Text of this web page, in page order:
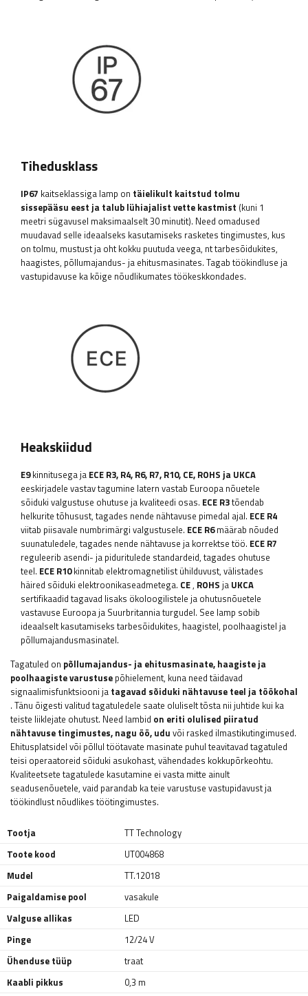
Tihedusklass
IP67 kaitseklassiga lamp on täielikult kaitstud tolmu
sissepääsu eest ja talub lühiajalist vette kastmist (kuni 1
meetri sügavusel maksimaalselt 30 minutit). Need omadused
muudavad selle ideaalseks kasutamiseks rasketes tingimustes, kus
on tolmu, mustust ja oht kokku puutuda veega, nt tarbesõidukites,
haagistes, põllumajandus- ja ehitusmasinates. Tagab töökindluse ja
vastupidavuse ka kõige nõudlikumates töökeskkondades.
Heakskiidud
E9kinnitusega ja ECE R3, R4, R6, R7, R10, CE, ROHS ja UKCA
eeskirjadele vastav tagumine latern vastab Euroopa nõuetele
sõiduki valgustuse ohutuse ja kvaliteedi osas. ECE R3tõendab
helkurite tõhusust, tagades nende nähtavuse pimedal ajal. ECE R4
viitab piisavale numbrimärgi valgustusele. ECE R6määrab nõuded
suunatuledele, tagades nende nähtavuse ja korrektse töö. ECE R7
reguleerib asendi- ja piduritulede standardeid, tagades ohutuse
teel. ECE R10kinnitab elektromagnetilist ühilduvust, välistades
häired sõiduki elektroonikaseadmetega. CE, ROHS ja UKCA
sertifikaadid tagavad lisaks ökoloogilistele ja ohutusnõuetele
vastavuse Euroopa ja Suurbritannia turgudel. See lamp sobib
ideaalselt kasutamiseks tarbesõidukites, haagistel, poolhaagistel ja
põllumajandusmasinatel.
Tagatuled on põllumajandus- ja ehitusmasinate, haagiste ja
poolhaagiste varustuse põhielement, kuna need täidavad
signaalimisfunktsiooni ja tagavad sõiduki nähtavuse teel ja töökohal
. Tänu õigesti valitud tagatuledele saate oluliselt tõsta nii juhtide kui ka
teiste liiklejate ohutust. Need lambid on eriti olulised piiratud
nähtavuse tingimustes, nagu öö, udu või rasked ilmastikutingimused.
Ehitusplatsidel või põllul töötavate masinate puhul teavitavad tagatuled
teisi operaatoreid sõiduki asukohast, vähendades kokkupõrkeohtu.
Kvaliteetsete tagatulede kasutamine ei vasta mitte ainult
seadusenõuetele, vaid parandab ka teie varustuse vastupidavust ja
töökindlust nõudlikes töötingimustes.
Tootja
TT Technology
Toote kood
UT004868
Mudel
TT.12018
Paigaldamise pool
vasakule
Valguse allikas
LED
Pinge
12/24 V
Ühenduse tüüp
traat
Kaabli pikkus
0,3 m